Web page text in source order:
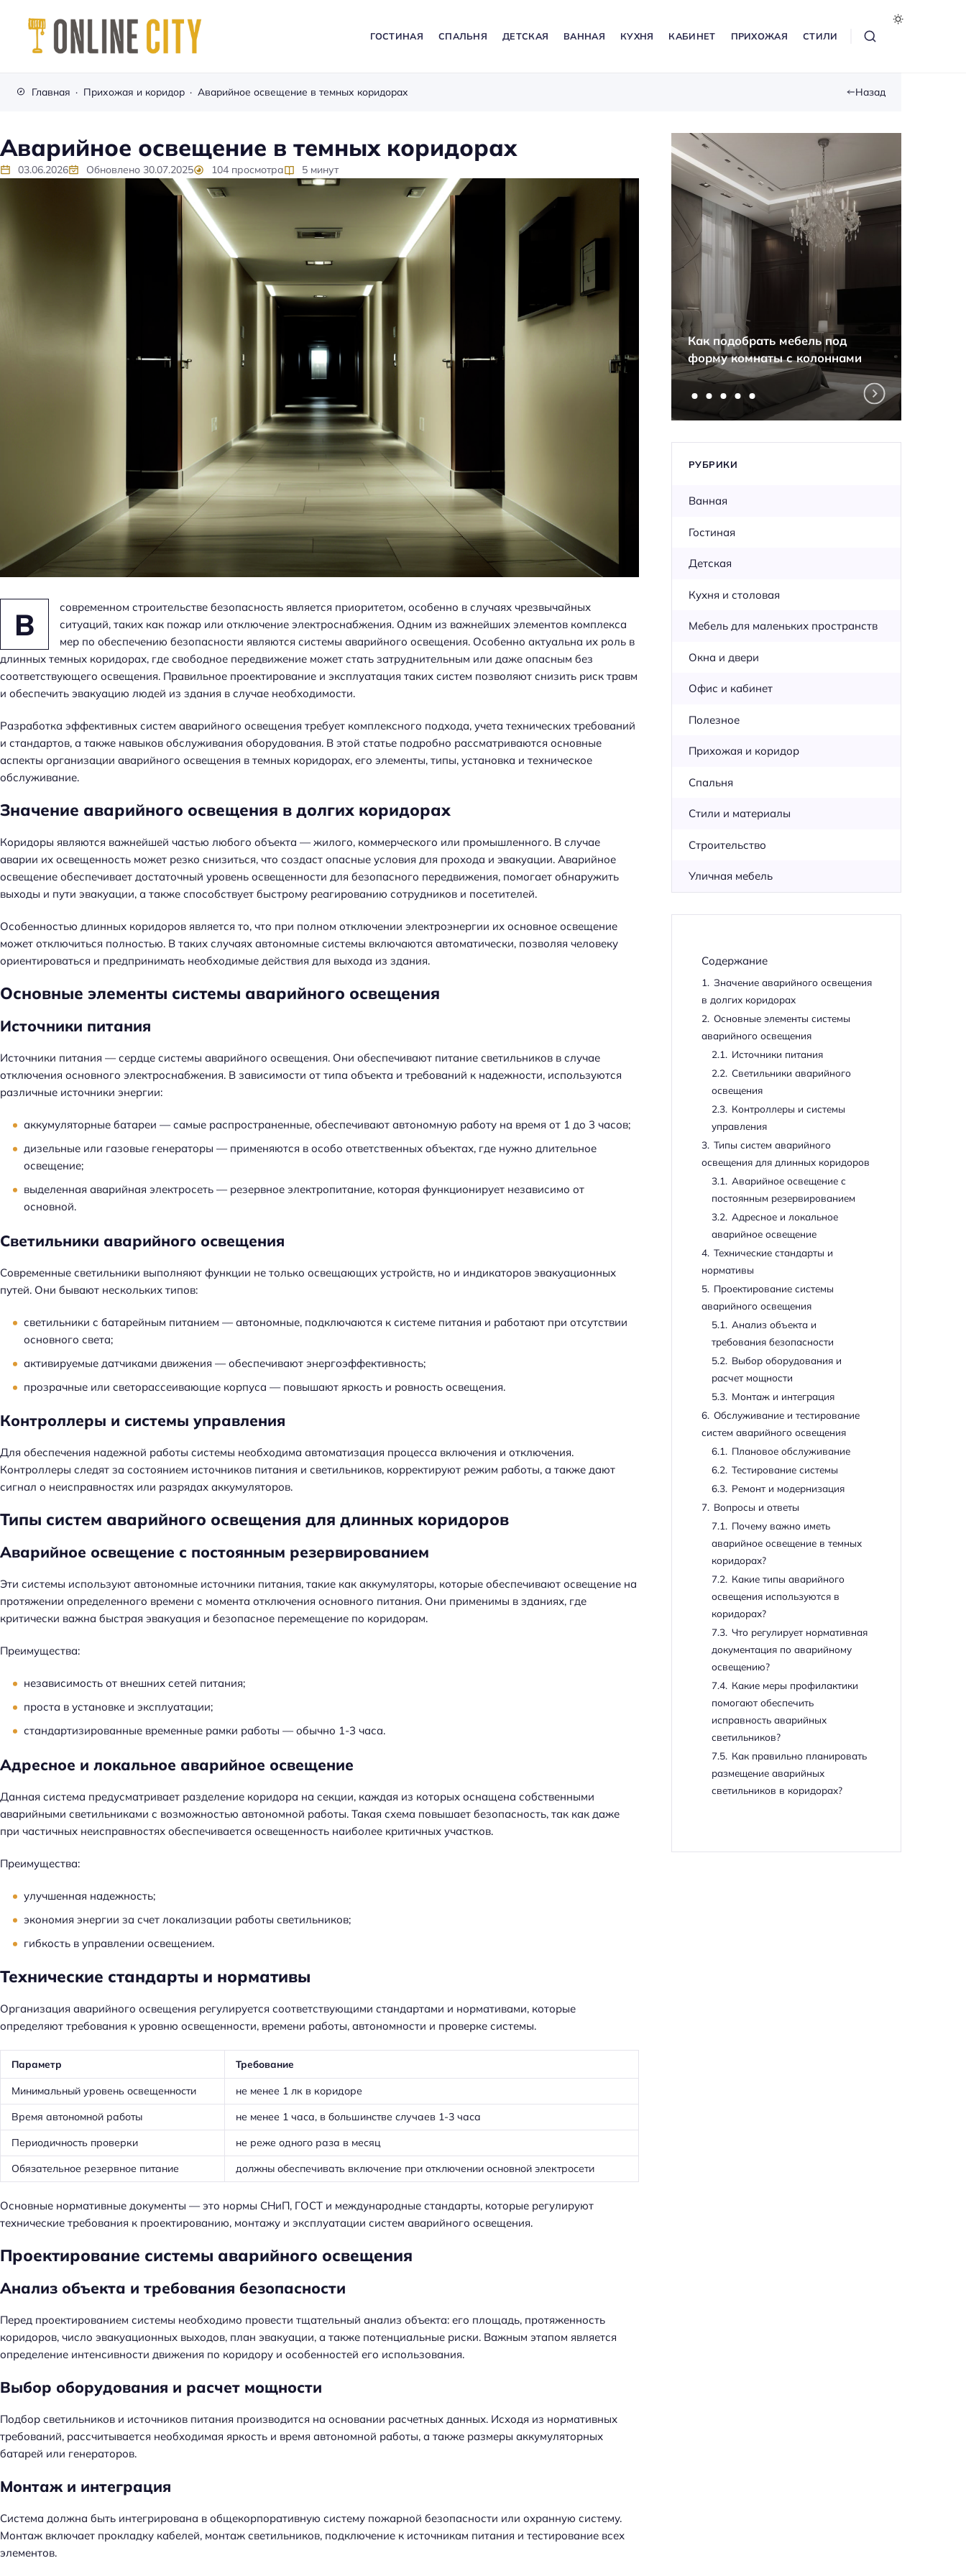
ь
н
ГОСТИНАЯ СПАЛЬНЯ ДЕТСКАЯ ВАННАЯ КУХНЯ КАБИНЕТ ПРИХОЖАЯ СТИЛИ
Главная Прихожая и коридор Аварийное освещение в темных коридорах Назад
Аварийное освещение в темных коридорах
03.06.2026 Обновлено 30.07.2025 104 просмотра 5 минут
В
современном строительстве безопасность является приоритетом, особенно в случаях чрезвычайных
ситуаций, таких как пожар или отключение электроснабжения. Одним из важнейших элементов комплекса
мер по обеспечению безопасности являются системы аварийного освещения. Особенно актуальна их роль в
длинных темных коридорах, где свободное передвижение может стать затруднительным или даже опасным без
соответствующего освещения. Правильное проектирование и эксплуатация таких систем позволяют снизить риск травм
и обеспечить эвакуацию людей из здания в случае необходимости.
Разработка эффективных систем аварийного освещения требует комплексного подхода, учета технических требований
и стандартов, а также навыков обслуживания оборудования. В этой статье подробно рассматриваются основные
аспекты организации аварийного освещения в темных коридорах, его элементы, типы, установка и техническое
обслуживание.
Значение аварийного освещения в долгих коридорах
Коридоры являются важнейшей частью любого объекта — жилого, коммерческого или промышленного. В случае
аварии их освещенность может резко снизиться, что создаст опасные условия для прохода и эвакуации. Аварийное
освещение обеспечивает достаточный уровень освещенности для безопасного передвижения, помогает обнаружить
выходы и пути эвакуации, а также способствует быстрому реагированию сотрудников и посетителей.
Особенностью длинных коридоров является то, что при полном отключении электроэнергии их основное освещение
может отключиться полностью. В таких случаях автономные системы включаются автоматически, позволяя человеку
ориентироваться и предпринимать необходимые действия для выхода из здания.
Основные элементы системы аварийного освещения
Источники питания
Источники питания — сердце системы аварийного освещения. Они обеспечивают питание светильников в случае
отключения основного электроснабжения. В зависимости от типа объекта и требований к надежности, используются
различные источники энергии:
аккумуляторные батареи — самые распространенные, обеспечивают автономную работу на время от 1 до 3 часов;
дизельные или газовые генераторы — применяются в особо ответственных объектах, где нужно длительное
освещение;
выделенная аварийная электросеть — резервное электропитание, которая функционирует независимо от
основной.
Светильники аварийного освещения
Современные светильники выполняют функции не только освещающих устройств, но и индикаторов эвакуационных
путей. Они бывают нескольких типов:
светильники с батарейным питанием — автономные, подключаются к системе питания и работают при отсутствии
основного света;
активируемые датчиками движения — обеспечивают энергоэффективность;
прозрачные или светорассеивающие корпуса — повышают яркость и ровность освещения.
Контроллеры и системы управления
Для обеспечения надежной работы системы необходима автоматизация процесса включения и отключения.
Контроллеры следят за состоянием источников питания и светильников, корректируют режим работы, а также дают
сигнал о неисправностях или разрядах аккумуляторов.
Типы систем аварийного освещения для длинных коридоров
Аварийное освещение с постоянным резервированием
Эти системы используют автономные источники питания, такие как аккумуляторы, которые обеспечивают освещение на
протяжении определенного времени с момента отключения основного питания. Они применимы в зданиях, где
критически важна быстрая эвакуация и безопасное перемещение по коридорам.
Преимущества:
независимость от внешних сетей питания;
проста в установке и эксплуатации;
стандартизированные временные рамки работы — обычно 1-3 часа.
Адресное и локальное аварийное освещение
Данная система предусматривает разделение коридора на секции, каждая из которых оснащена собственными
аварийными светильниками с возможностью автономной работы. Такая схема повышает безопасность, так как даже
при частичных неисправностях обеспечивается освещенность наиболее критичных участков.
Преимущества:
улучшенная надежность;
экономия энергии за счет локализации работы светильников;
гибкость в управлении освещением.
Технические стандарты и нормативы
Организация аварийного освещения регулируется соответствующими стандартами и нормативами, которые
определяют требования к уровню освещенности, времени работы, автономности и проверке системы.
Параметр Требование
Минимальный уровень освещенности
не менее 1 лк в коридоре
Время автономной работы
не менее 1 часа, в большинстве случаев 1-3 часа
Периодичность проверки
не реже одного раза в месяц
Обязательное резервное питание
должны обеспечивать включение при отключении основной электросети
Основные нормативные документы — это нормы СНиП, ГОСТ и международные стандарты, которые регулируют
технические требования к проектированию, монтажу и эксплуатации систем аварийного освещения.
Проектирование системы аварийного освещения
Анализ объекта и требования безопасности
Перед проектированием системы необходимо провести тщательный анализ объекта: его площадь, протяженность
коридоров, число эвакуационных выходов, план эвакуации, а также потенциальные риски. Важным этапом является
определение интенсивности движения по коридору и особенностей его использования.
Выбор оборудования и расчет мощности
Подбор светильников и источников питания производится на основании расчетных данных. Исходя из нормативных
требований, рассчитывается необходимая яркость и время автономной работы, а также размеры аккумуляторных
батарей или генераторов.
Монтаж и интеграция
Система должна быть интегрирована в общекорпоративную систему пожарной безопасности или охранную систему.
Монтаж включает прокладку кабелей, монтаж светильников, подключение к источникам питания и тестирование всех
элементов.
Как использовать темную
мебель тона для создания
уюта
Как выбрать мебель для
гостиной в доме с выходом на
балкон
Как подобрать мебель под
форму комнаты с колоннами
РУБРИКИ
Ванная
Гостиная
Детская
Кухня и столовая
Мебель для маленьких пространств
Окна и двери
Офис и кабинет
Полезное
Прихожая и коридор
Спальня
Стили и материалы
Строительство
Уличная мебель
Содержание
1. Значение аварийного освещения
в долгих коридорах
2. Основные элементы системы
аварийного освещения
2.1. Источники питания
2.2. Светильники аварийного
освещения
2.3. Контроллеры и системы
управления
3. Типы систем аварийного
освещения для длинных коридоров
3.1. Аварийное освещение с
постоянным резервированием
3.2. Адресное и локальное
аварийное освещение
4. Технические стандарты и
нормативы
5. Проектирование системы
аварийного освещения
5.1. Анализ объекта и
требования безопасности
5.2. Выбор оборудования и
расчет мощности
5.3. Монтаж и интеграция
6. Обслуживание и тестирование
систем аварийного освещения
6.1. Плановое обслуживание
6.2. Тестирование системы
6.3. Ремонт и модернизация
7. Вопросы и ответы
7.1. Почему важно иметь
аварийное освещение в темных
коридорах?
7.2. Какие типы аварийного
освещения используются в
коридорах?
7.3. Что регулирует нормативная
документация по аварийному
освещению?
7.4. Какие меры профилактики
помогают обеспечить
исправность аварийных
светильников?
7.5. Как правильно планировать
размещение аварийных
светильников в коридорах?